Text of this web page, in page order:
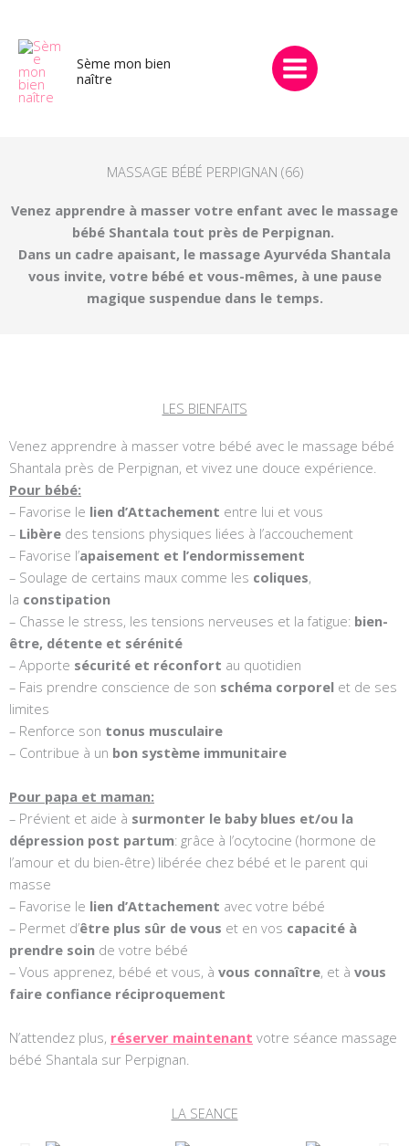
contenu
Sème mon bien
naître
MASSAGE BÉBÉ PERPIGNAN (66)
Venez apprendre à masser votre enfant avec le massage
bébé Shantala tout près de Perpignan.
Dans un cadre apaisant, le massage Ayurvéda Shantala
vous invite, votre bébé et vous-mêmes, à une pause
magique suspendue dans le temps.
LES BIENFAITS
Venez apprendre à masser votre bébé avec le massage bébé
Shantala près de Perpignan, et vivez une douce expérience.
Pour bébé:
– Favorise le lien d’Attachement entre lui et vous
– Libère des tensions physiques liées à l’accouchement
– Favorise l’apaisement et l’endormissement
– Soulage de certains maux comme les coliques,
la constipation
– Chasse le stress, les tensions nerveuses et la fatigue: bien-
être, détente et sérénité
– Apporte sécurité et réconfort au quotidien
– Fais prendre conscience de son schéma corporel et de ses
limites
– Renforce son tonus musculaire
– Contribue à un bon système immunitaire
Pour papa et maman:
– Prévient et aide à surmonter le baby blues et/ou la
dépression post partum: grâce à l’ocytocine (hormone de
l’amour et du bien-être) libérée chez bébé et le parent qui
masse
– Favorise le lien d’Attachement avec votre bébé
– Permet d’être plus sûr de vous et en vos capacité à
prendre soin de votre bébé
– Vous apprenez, bébé et vous, à vous connaître, et à vous
faire confiance réciproquement
N’attendez plus, réserver maintenant votre séance massage
bébé Shantala sur Perpignan.
LA SEANCE